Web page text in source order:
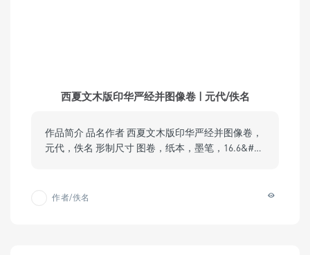
西夏文木版印华严经并图像卷 | 元代/佚名
作品简介 品名作者 西夏文木版印华严经并图像卷，
元代，佚名 形制尺寸 图卷，纸本，墨笔，16.6&#…
作者/佚名